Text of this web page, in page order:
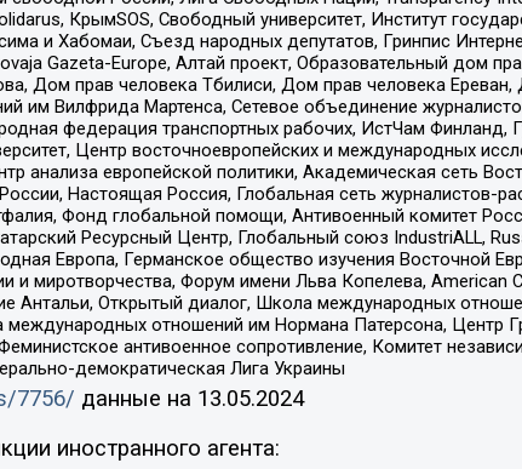
КрымSOS, Свободный университет, Институт
и Хабомаи, Съезд народных депутатов, Гринпис
Gazeta-Europe, Алтай проект, Образовательный дом
Дом прав человека Тбилиси, Дом прав человека
им Вилфрида Мартенса, Сетевое объединение
федерация транспортных рабочих, ИстЧам Финланд,
Центр восточноевропейских и международных
анализа европейской политики, Академическая сеть
Настоящая Россия, Глобальная сеть журналистов-
Фонд глобальной помощи, Антивоенный комитет
Ресурсный Центр, Глобальный союз IndustriALL,
Европа, Германское общество изучения Восточной
миротворчества, Форум имени Льва Копелева, American
Антальи, Открытый диалог, Школа международных
международных отношений им Нормана Патерсона, Центр
антивоенное сопротивление, Комитет
демократическая Лига Украины
7756/ данные на 13.05.2024
иностранного агента: